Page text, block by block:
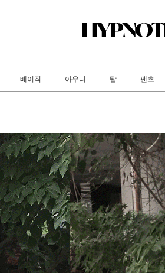
베이직 아우터 탑 팬츠